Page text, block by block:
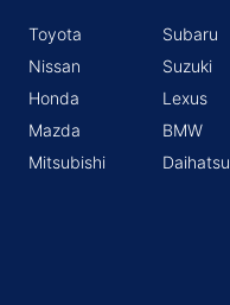
Toyota
Nissan
Honda
Mazda
Mitsubishi
Subaru
Suzuki
Lexus
BMW
Daihatsu